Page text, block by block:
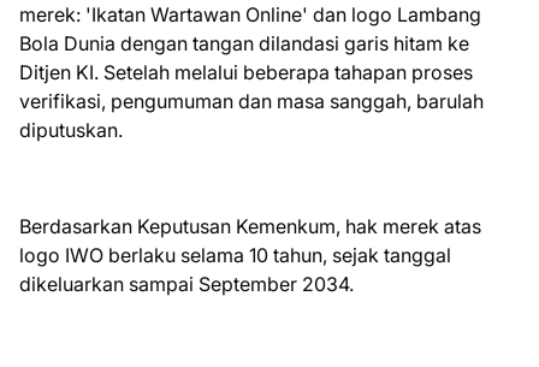
merek: 'Ikatan Wartawan Online' dan logo Lambang
Bola Dunia dengan tangan dilandasi garis hitam ke
Ditjen KI. Setelah melalui beberapa tahapan proses
verifikasi, pengumuman dan masa sanggah, barulah
diputuskan.
Berdasarkan Keputusan Kemenkum, hak merek atas
logo IWO berlaku selama 10 tahun, sejak tanggal
dikeluarkan sampai September 2034.